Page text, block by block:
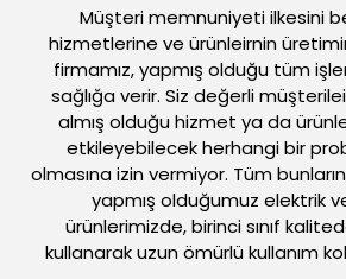
Müşteri memnuniyeti ilkesini
hizmetlerine ve ürünleirnin
firmamız, yapmış olduğu tüm
sağlığa verir. Siz değerli
almış olduğu hizmet ya da
etkileyebilecek herhangi bir
olmasına izin vermiyor. Tüm
yapmış olduğumuz elektrik
ürünlerimizde, birinci sınıf
kullanarak uzun ömürlü kullanım